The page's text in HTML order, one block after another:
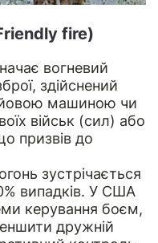
fire)
вогневий
здійснений
машиною чи
військ (сил) або
призвів до
зустрічається
випадків. У США
керування боєм,
дружній